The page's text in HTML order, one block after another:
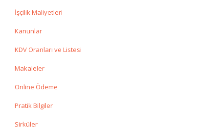
İşçilik Maliyetleri
Kanunlar
KDV Oranları ve Listesi
Makaleler
Online Ödeme
Pratik Bilgiler
Sirküler